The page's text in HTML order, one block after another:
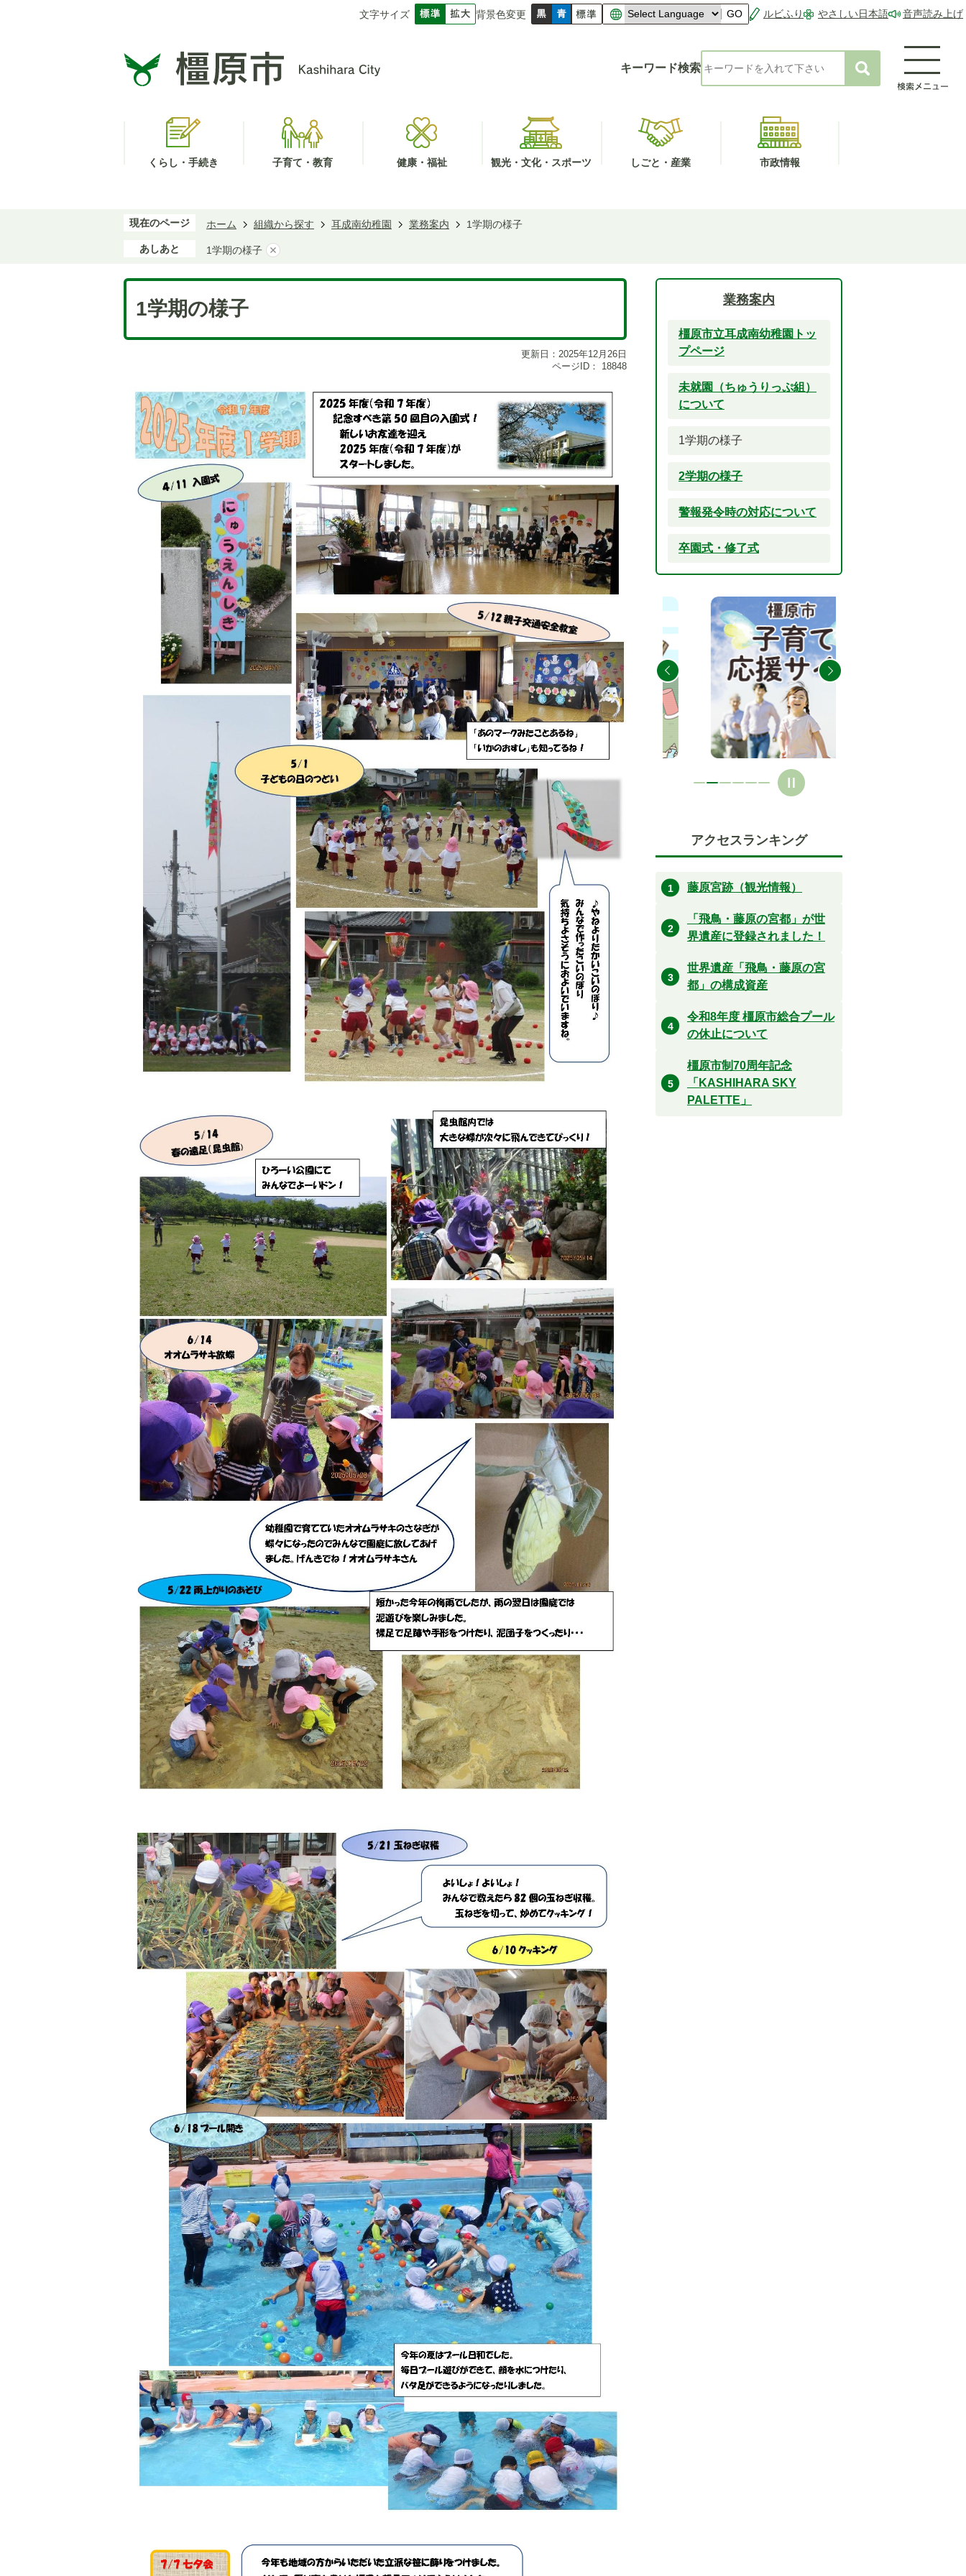
文字サイズ 背景色変更 GO ルビふり やさしい日本語 音声読み上げ
キーワード検索
くらし・手続き 子育て・教育 健康・福祉 観光・文化・スポーツ しごと・産業 市政情報
現在のページ ホーム 組織から探す 耳成南幼稚園 業務案内 1学期の様子
あしあと 1学期の様子
1学期の様子
更新日：2025年12月26日
ページID：
18848
業務案内
橿原市立耳成南幼稚園トッ
プページ
未就園（ちゅうりっぷ組）
について
1学期の様子
2学期の様子
警報発令時の対応について
卒園式・修了式
6
目
の
ス
1
枚
目
の
ス
ラ
イ
ド
目
の
ス
ラ
イ
アクセスランキング
藤原宮跡（観光情報）
「飛鳥・藤原の宮都」が世
界遺産に登録されました！
世界遺産「飛鳥・藤原の宮
都」の構成資産
令和8年度 橿原市総合プール
の休止について
橿原市制70周年記念
「KASHIHARA SKY
PALETTE」